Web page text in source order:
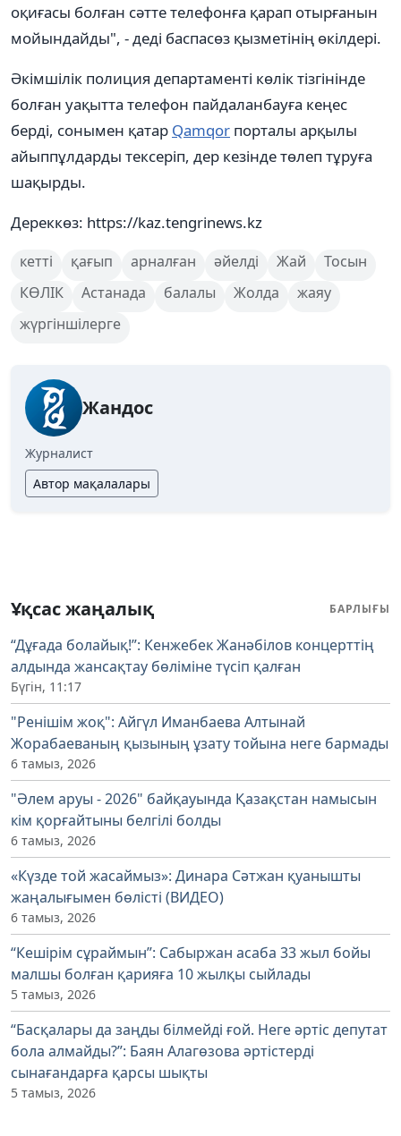
оқиғасы болған сәтте телефонға қарап отырғанын
мойындайды", - деді баспасөз қызметінің өкілдері.
Әкімшілік полиция департаменті көлік тізгінінде
болған уақытта телефон пайдаланбауға кеңес
берді, сонымен қатар Qamqor порталы арқылы
айыппұлдарды тексеріп, дер кезінде төлеп тұруға
шақырды.
Дереккөз: https://kaz.tengrinews.kz
кетті қағып арналған әйелді Жай
Тосын
КӨЛІК
Астанада балалы Жолда
жаяу
жүргіншілерге
Жандос
Журналист
Автор мақалалары
Ұқсас жаңалық БАРЛЫҒЫ
“Дұғада болайық!”: Кенжебек Жанәбілов концерттің
алдында жансақтау бөліміне түсіп қалған
Бүгін, 11:17
"Ренішім жоқ": Айгүл Иманбаева Алтынай
Жорабаеваның қызының ұзату тойына неге бармады
6 тамыз, 2026
"Әлем аруы - 2026" байқауында Қазақстан намысын
кім қорғайтыны белгілі болды
6 тамыз, 2026
«Күзде той жасаймыз»: Динара Сәтжан қуанышты
жаңалығымен бөлісті (ВИДЕО)
6 тамыз, 2026
“Кешірім сұраймын”: Сабыржан асаба 33 жыл бойы
малшы болған қарияға 10 жылқы сыйлады
5 тамыз, 2026
“Басқалары да заңды білмейді ғой. Неге әртіс депутат
бола алмайды?”: Баян Алагөзова әртістерді
сынағандарға қарсы шықты
5 тамыз, 2026